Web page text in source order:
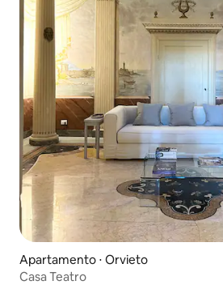
Apartamento ⋅ Orvieto
Casa Teatro